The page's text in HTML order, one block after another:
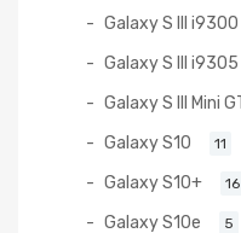
Galaxy S III i9300
Galaxy S III i9305
Galaxy S III Mini
Galaxy S10 11
Galaxy S10+ 16
Galaxy S10e 5